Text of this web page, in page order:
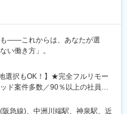
――これからは、あなたが選
い働き方」。
選択もOK！】★完全フルリモー
ド案件多数／90％以上の社員が
各拠点を中心とした全国のクラ
神奈川・埼玉・千葉など■名古
急線)、中洲川端駅、神泉駅、近